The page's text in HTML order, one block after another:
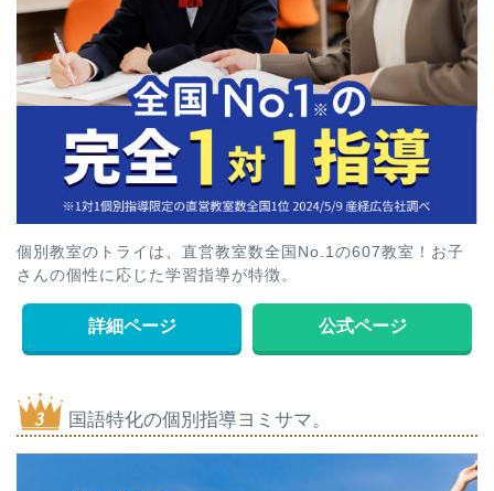
個別教室のトライは、直営教室数全国No.1の607教室！お子
さんの個性に応じた学習指導が特徴。
詳細ページ 公式ページ
国語特化の個別指導ヨミサマ。